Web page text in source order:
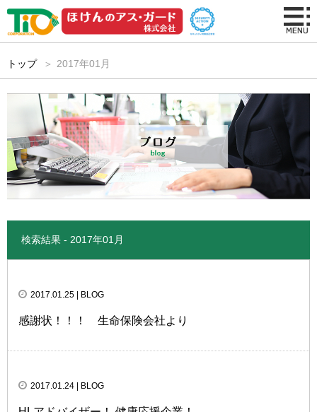
トップ 2017年01月
検索結果 - 2017年01月
2017.01.25 | BLOG
感謝状！！！ 生命保険会社より
2017.01.24 | BLOG